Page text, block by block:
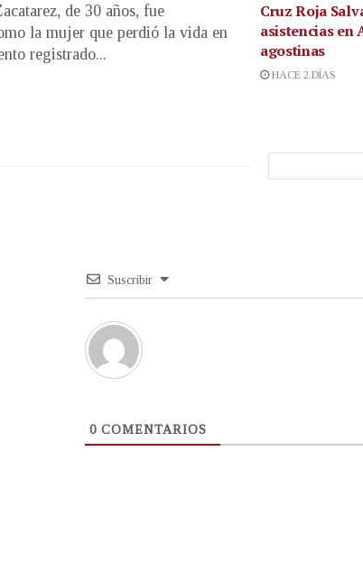
de 30 años, fue
la mujer que perdió la vida en
registrado...
Cruz Roja
asistencias en
agostinas
HACE 2 DÍAS
Suscribir
0 COMENTARIOS